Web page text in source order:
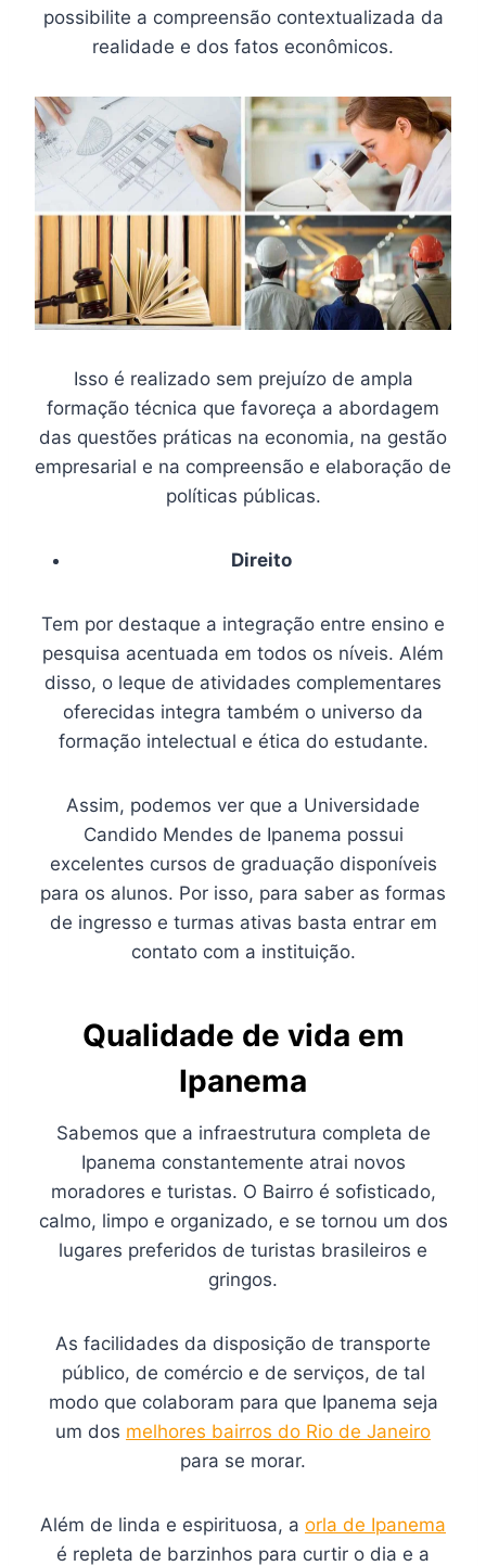
possibilite a compreensão contextualizada da
realidade e dos fatos econômicos.
Isso é realizado sem prejuízo de ampla
formação técnica que favoreça a abordagem
das questões práticas na economia, na gestão
empresarial e na compreensão e elaboração de
políticas públicas.
Direito
Tem por destaque a integração entre ensino e
pesquisa acentuada em todos os níveis. Além
disso, o leque de atividades complementares
oferecidas integra também o universo da
formação intelectual e ética do estudante.
Assim, podemos ver que a Universidade
Candido Mendes de Ipanema possui
excelentes cursos de graduação disponíveis
para os alunos. Por isso, para saber as formas
de ingresso e turmas ativas basta entrar em
contato com a instituição.
Qualidade de vida em
Ipanema
Sabemos que a infraestrutura completa de
Ipanema constantemente atrai novos
moradores e turistas. O Bairro é sofisticado,
calmo, limpo e organizado, e se tornou um dos
lugares preferidos de turistas brasileiros e
gringos.
As facilidades da disposição de transporte
público, de comércio e de serviços, de tal
modo que colaboram para que Ipanema seja
um dos melhores bairros do Rio de Janeiro
para se morar.
Além de linda e espirituosa, a orla de Ipanema
é repleta de barzinhos para curtir o dia e a